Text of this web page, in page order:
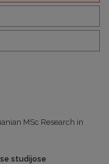
MSc Research in
studijose